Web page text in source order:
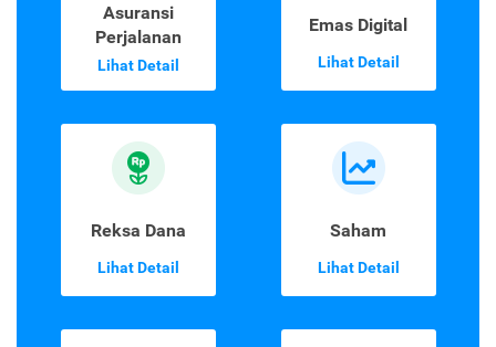
Asuransi
Perjalanan
Lihat Detail
Emas Digital
Lihat Detail
Reksa Dana
Lihat Detail
Saham
Lihat Detail